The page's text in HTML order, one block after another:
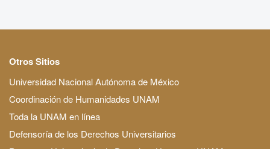
Otros Sitios
Universidad Nacional Autónoma de México
Coordinación de Humanidades UNAM
Toda la UNAM en línea
Defensoría de los Derechos Universitarios